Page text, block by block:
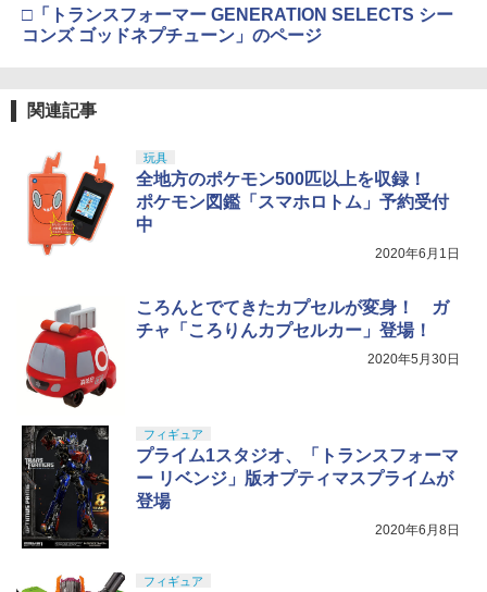
□「トランスフォーマー GENERATION SELECTS シー
コンズ ゴッドネプチューン」のページ
関連記事
玩具
全地方のポケモン500匹以上を収録！
ポケモン図鑑「スマホロトム」予約受付
中
2020年6月1日
ころんとでてきたカプセルが変身！ ガ
チャ「ころりんカプセルカー」登場！
2020年5月30日
フィギュア
プライム1スタジオ、「トランスフォーマ
ー リベンジ」版オプティマスプライムが
登場
2020年6月8日
フィギュア